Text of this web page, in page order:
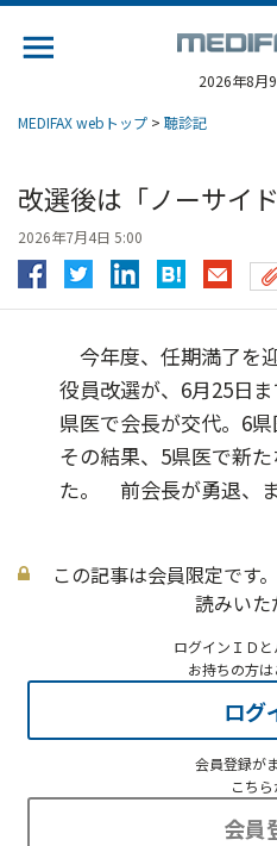
2026年8月9
MEDIFAX webトップ > 聴診記
改選後は「ノーサイ
2026年7月4日 5:00
今年度、任期満了を
役員改選が、6月25日
県医で会長が交代。6県
その結果、5県医で新
た。 前会長が勇退、
この記事は会員限定です
読みいた
ログインＩＤ
お持ちの方
ログ
会員登録が
こちら
会員